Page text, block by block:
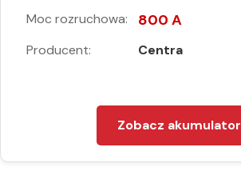
Moc rozruchowa: 800 A
Producent: Centra
Zobacz akumulator